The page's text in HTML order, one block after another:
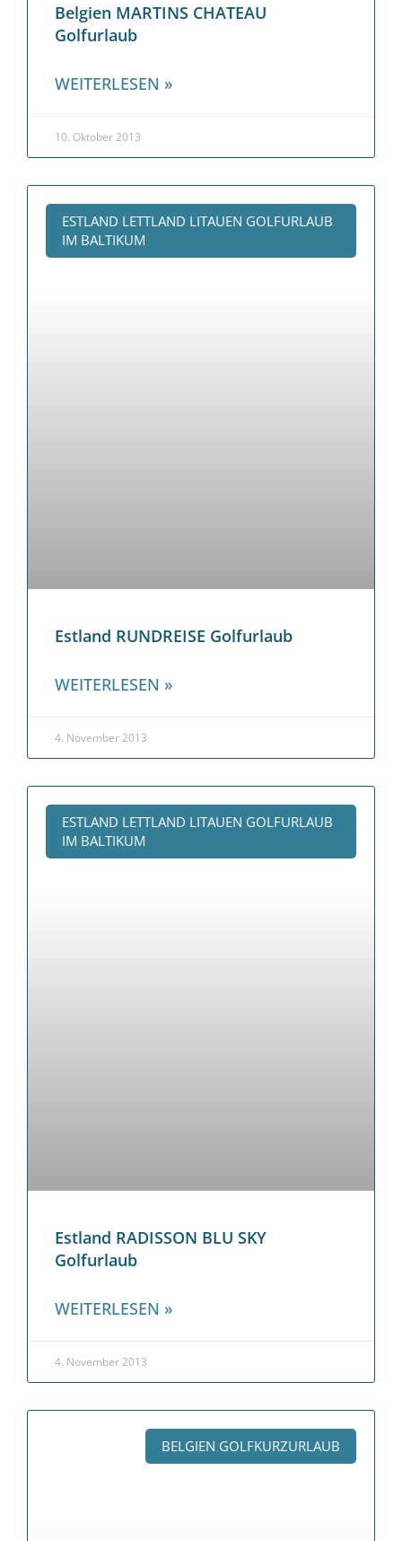
Belgien MARTINS CHATEAU
Golfurlaub
WEITERLESEN »
10. Oktober 2013
ESTLAND LETTLAND LITAUEN GOLFURLAUB
IM BALTIKUM
Estland RUNDREISE Golfurlaub
WEITERLESEN »
4. November 2013
ESTLAND LETTLAND LITAUEN GOLFURLAUB
IM BALTIKUM
Estland RADISSON BLU SKY
Golfurlaub
WEITERLESEN »
4. November 2013
BELGIEN GOLFKURZURLAUB